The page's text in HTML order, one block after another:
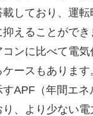
しており、運
えることができ
ンに比べて電
ースもありま
APF（年間エネ
、より少ない電